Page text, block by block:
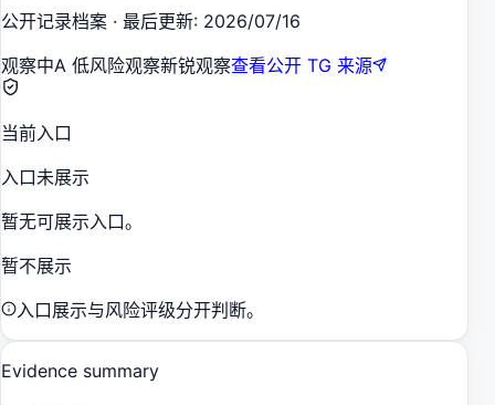
公开记录档案 · 最后更新: 2026/07/16
观察中A 低风险观察新锐观察查看公开 TG 来源
当前入口
入口未展示
暂无可展示入口。
暂不展示
入口展示与风险评级分开判断。
Evidence summary